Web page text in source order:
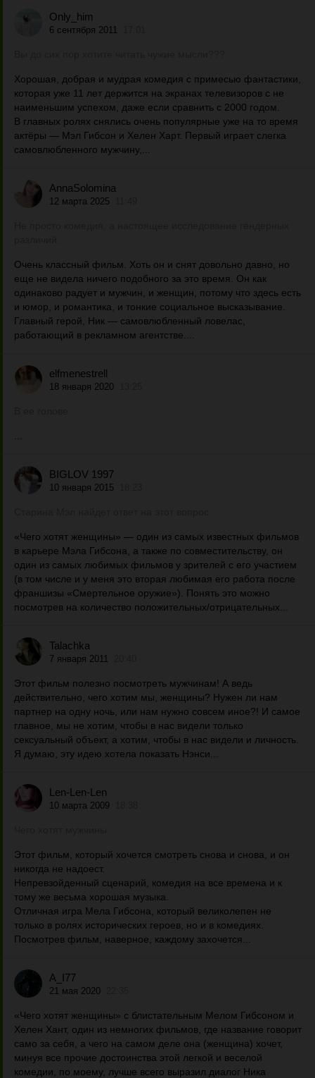
Only_him
6 сентября 2011
Хорошая, добрая и мудрая комедия с примесью фантастики,
которая уже 11 лет держится на экранах телевизоров с не
наименьшим успехом, даже если сравнить с 2000 годом.
В главных ролях снялись очень популярные уже на то время
актёры — Мэл Гибсон и Хелен Харт. Первый играет слегка
самовлюбленного мужчину,...
AnnaSolomina
12 марта 2025
Очень классный фильм. Хоть он и снят довольно давно, но
еще не видела ничего подобного за это время. Он как
одинаково радует и мужчин, и женщин, потому что здесь есть
и юмор, и романтика, и тонкие социальное высказывание.
Главный герой, Ник — самовлюбленный ловелас,
работающий в рекламном агентстве....
elfmenestrell
18 января 2020
BIGLOV 1997
10 января 2015
«Чего хотят женщины» — один из самых известных фильмов
в карьере Мэла Гибсона, а также по совместительству, он
один из самых любимых фильмов у зрителей с его участием
(в том числе и у меня это вторая любимая его работа после
франшизы «Смертельное оружие»). Понять это можно
посмотрев на количество положительных/отрицательных...
Talachka
7 января 2011
Этот фильм полезно посмотреть мужчинам! А ведь
действительно, чего хотим мы, женщины? Нужен ли нам
партнер на одну ночь, или нам нужно совсем иное?! И самое
главное, мы не хотим, чтобы в нас видели только
сексуальный объект, а хотим, чтобы в нас видели и личность.
Я думаю, эту идею хотела показать Нэнси...
Len-Len-Len
10 марта 2009
Этот фильм, который хочется смотреть снова и снова, и он
никогда не надоест.
Непревзойденный сценарий, комедия на все времена и к
тому же весьма хорошая музыка.
Отличная игра Мела Гибсона, который великолепен не
только в ролях исторических героев, но и в комедиях.
Посмотрев фильм, наверное, каждому захочется...
A_I77
21 мая 2020
«Чего хотят женщины» с блистательным Мелом Гибсоном и
Хелен Хант, один из немногих фильмов, где название говорит
само за себя, а чего на самом деле она (женщина) хочет,
минуя все прочие достоинства этой легкой и веселой
комедии, по моему, лучше всего выразил диалог Ника